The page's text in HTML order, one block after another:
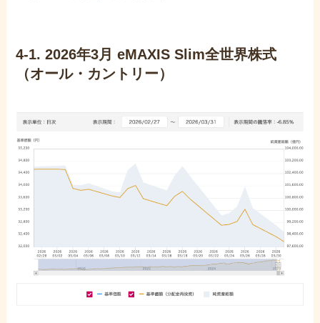
4-1. 2026年3月 eMAXIS Slim全世界株式
（オール・カントリー）